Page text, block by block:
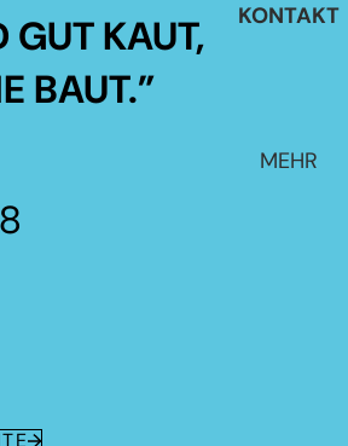
KONTAKT
MEHR
GUT KAUT,
BAUT.”